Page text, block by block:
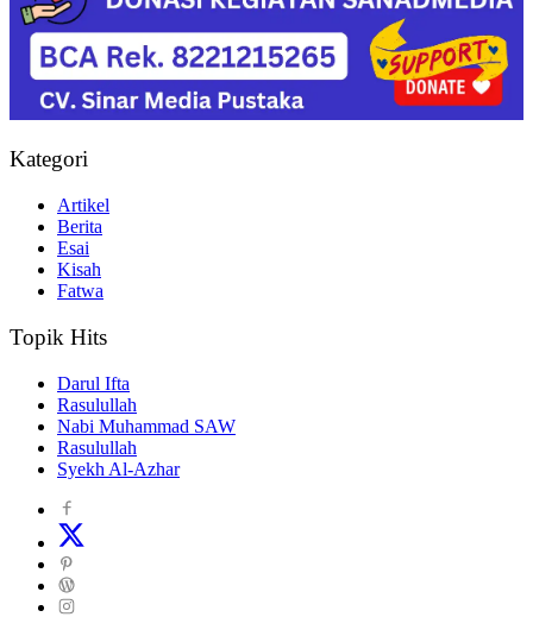
Kategori
Artikel
Berita
Esai
Kisah
Fatwa
Topik Hits
Darul Ifta
Rasulullah
Nabi Muhammad SAW
Rasulullah
Syekh Al-Azhar